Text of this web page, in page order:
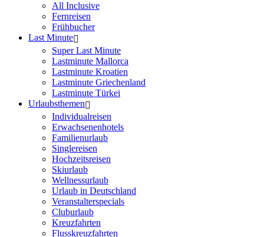
All Inclusive
Fernreisen
Frühbucher
Last Minute
Super Last Minute
Lastminute Mallorca
Lastminute Kroatien
Lastminute Griechenland
Lastminute Türkei
Urlaubsthemen
Individualreisen
Erwachsenenhotels
Familienurlaub
Singlereisen
Hochzeitsreisen
Skiurlaub
Wellnessurlaub
Urlaub in Deutschland
Veranstalterspecials
Cluburlaub
Kreuzfahrten
Flusskreuzfahrten